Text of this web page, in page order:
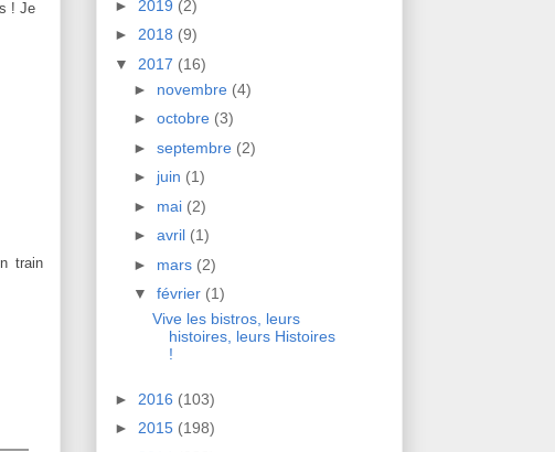
! Je
train
► 2019 (2)
► 2018 (9)
▼ 2017 (16)
► novembre (4)
► octobre (3)
► septembre (2)
► juin (1)
► mai (2)
► avril (1)
► mars (2)
▼ février (1)
Vive les bistros, leurs
histoires, leurs Histoires
!
► 2016 (103)
► 2015 (198)